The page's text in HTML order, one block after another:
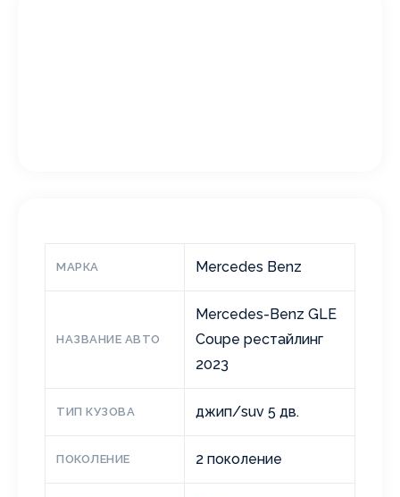
МАРКА Mercedes Benz
НАЗВАНИЕ АВТО
Mercedes-Benz GLE
Coupe рестайлинг
2023
ТИП КУЗОВА джип/suv 5 дв.
ПОКОЛЕНИЕ 2 поколение